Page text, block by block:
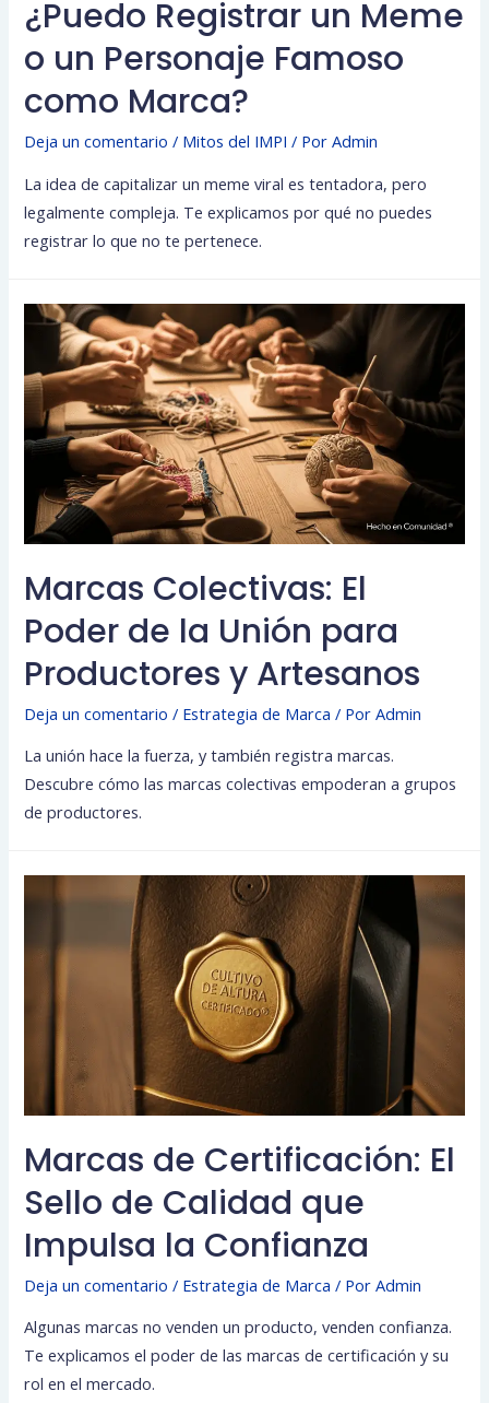
¿Puedo Registrar un Meme
o un Personaje Famoso
como Marca?
Deja un comentario / Mitos del IMPI / PorAdmin
La idea de capitalizar un meme viral es tentadora, pero
legalmente compleja. Te explicamos por qué no puedes
registrar lo que no te pertenece.
Marcas Colectivas: El
Poder de la Unión para
Productores y Artesanos
Deja un comentario / Estrategia de Marca / PorAdmin
La unión hace la fuerza, y también registra marcas.
Descubre cómo las marcas colectivas empoderan a grupos
de productores.
Marcas de Certificación: El
Sello de Calidad que
Impulsa la Confianza
Deja un comentario / Estrategia de Marca / PorAdmin
Algunas marcas no venden un producto, venden confianza.
Te explicamos el poder de las marcas de certificación y su
rol en el mercado.